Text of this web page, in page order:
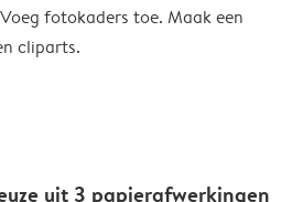
fotokaders toe. Maak een
cliparts.
uit 3 papierafwerkingen